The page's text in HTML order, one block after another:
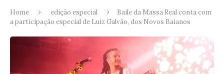
Home edição especial
Baile da Massa Real conta com
a participação especial de Luiz Galvão, dos Novos Baianos